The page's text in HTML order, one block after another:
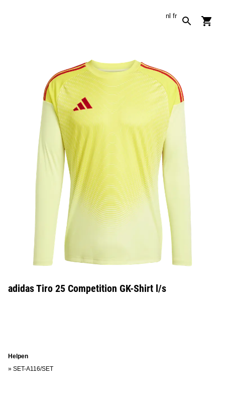
nl fr
adidas Tiro 25 Competition GK-Shirt l/s
Helpen
» SET-A116/SET